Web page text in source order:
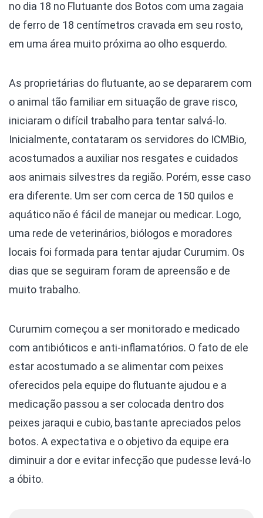
no dia 18 no Flutuante dos Botos com uma zagaia
de ferro de 18 centímetros cravada em seu rosto,
em uma área muito próxima ao olho esquerdo.
As proprietárias do flutuante, ao se depararem com
o animal tão familiar em situação de grave risco,
iniciaram o difícil trabalho para tentar salvá-lo.
Inicialmente, contataram os servidores do ICMBio,
acostumados a auxiliar nos resgates e cuidados
aos animais silvestres da região. Porém, esse caso
era diferente. Um ser com cerca de 150 quilos e
aquático não é fácil de manejar ou medicar. Logo,
uma rede de veterinários, biólogos e moradores
locais foi formada para tentar ajudar Curumim. Os
dias que se seguiram foram de apreensão e de
muito trabalho.
Curumim começou a ser monitorado e medicado
com antibióticos e anti-inflamatórios. O fato de ele
estar acostumado a se alimentar com peixes
oferecidos pela equipe do flutuante ajudou e a
medicação passou a ser colocada dentro dos
peixes jaraqui e cubio, bastante apreciados pelos
botos. A expectativa e o objetivo da equipe era
diminuir a dor e evitar infecção que pudesse levá-lo
a óbito.